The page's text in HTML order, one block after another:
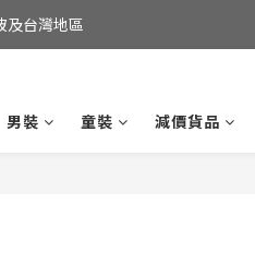
地區免運費;
及台灣地區
男裝 童裝 減價貨品